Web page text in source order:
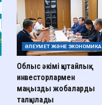
ӘЛЕУМЕТ ЖӘНЕ ЭКОНОМИКА
Облыс әкімі қытайлық
инвесторлармен
маңызды жобаларды
талқылады